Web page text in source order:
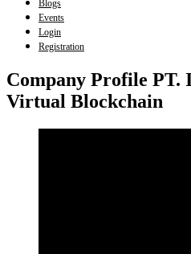
Blogs
Events
Login
Registration
Company Profile PT.
Virtual Blockchain